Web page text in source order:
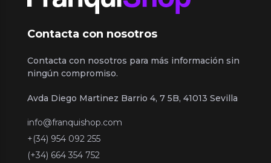
Contacta con nosotros
Contacta con nosotros para más información sin
ningún compromiso.
Avda Diego Martinez Barrio 4, 7 5B, 41013 Sevilla
info@franquishop.com
+(34) 954 092 255
(+34) 664 354 752